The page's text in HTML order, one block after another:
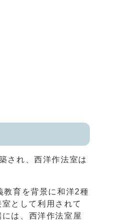
され、西洋作法室は
育を背景に和洋2種
として利用されて
は、西洋作法室屋